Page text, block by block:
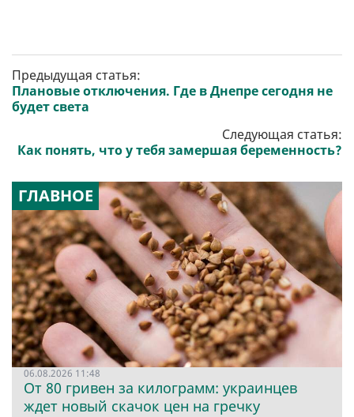
Предыдущая статья:
Плановые отключения. Где в Днепре сегодня не
будет света
Следующая статья:
Как понять, что у тебя замершая беременность?
ГЛАВНОЕ
06.08.2026 11:48
От 80 гривен за килограмм: украинцев
ждет новый скачок цен на гречку